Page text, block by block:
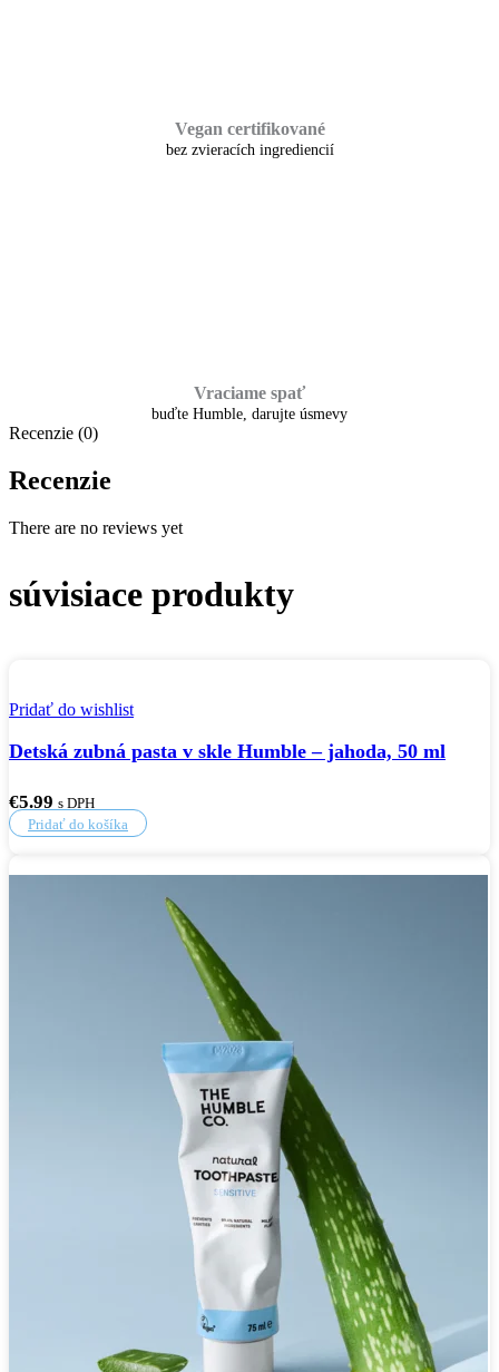
Vegan certifikované
bez zvieracích ingrediencií
Vraciame spať
buďte Humble, darujte úsmevy
Recenzie (0)
Recenzie
There are no reviews yet
súvisiace produkty
Pridať do wishlist
Detská zubná pasta v skle Humble – jahoda, 50 ml
€5.99 s DPH
Pridať do košíka